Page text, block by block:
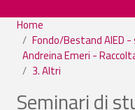
Home
Fondo/Bestand AIED
Andreina Emeri -
3. Altri
Seminari di